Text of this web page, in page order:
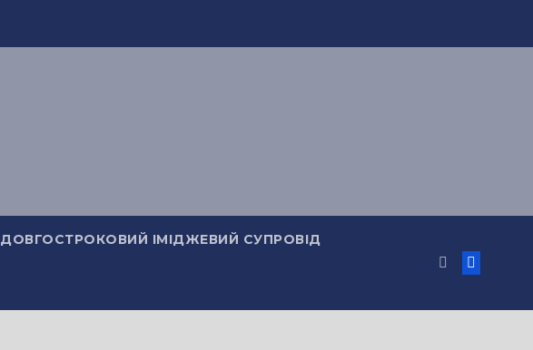
ДОВГОСТРОКОВИЙ ІМІДЖЕВИЙ СУПРОВІД